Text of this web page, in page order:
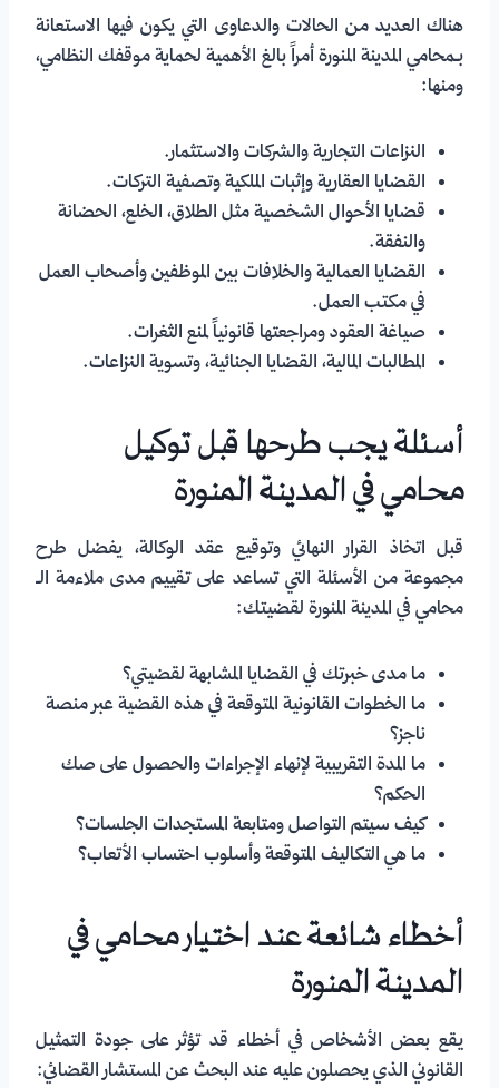
هناك العديد من الحالات والدعاوى التي يكون فيها الاستعانة
بـمحامي المدينة المنورة أمراً بالغ الأهمية لحماية موقفك النظامي،
ومنها:
النزاعات التجارية والشركات والاستثمار.
القضايا العقارية وإثبات الملكية وتصفية التركات.
قضايا الأحوال الشخصية مثل الطلاق، الخلع، الحضانة
والنفقة.
القضايا العمالية والخلافات بين الموظفين وأصحاب العمل
في مكتب العمل.
صياغة العقود ومراجعتها قانونياً لمنع الثغرات.
المطالبات المالية، القضايا الجنائية، وتسوية النزاعات.
أسئلة يجب طرحها قبل توكيل
محامي في المدينة المنورة
قبل اتخاذ القرار النهائي وتوقيع عقد الوكالة، يفضل طرح
مجموعة من الأسئلة التي تساعد على تقييم مدى ملاءمة الـ
محامي في المدينة المنورة لقضيتك:
ما مدى خبرتك في القضايا المشابهة لقضيتي؟
ما الخطوات القانونية المتوقعة في هذه القضية عبر منصة
ناجز؟
ما المدة التقريبية لإنهاء الإجراءات والحصول على صك
الحكم؟
كيف سيتم التواصل ومتابعة المستجدات الجلسات؟
ما هي التكاليف المتوقعة وأسلوب احتساب الأتعاب؟
أخطاء شائعة عند اختيار محامي في
المدينة المنورة
يقع بعض الأشخاص في أخطاء قد تؤثر على جودة التمثيل
القانوني الذي يحصلون عليه عند البحث عن المستشار القضائي: